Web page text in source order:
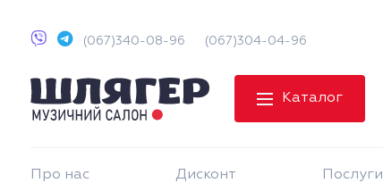
(067)340-08-96 (067)304-04-96
Каталог
Про нас Дисконт Послуги